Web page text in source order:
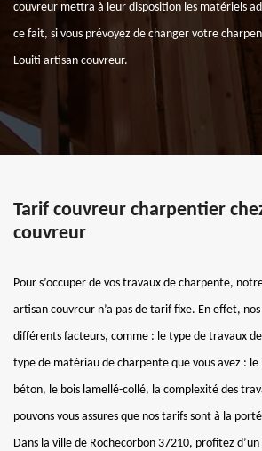
couvreur mettra à leur disposition les matériels
ce fait, si vous prévoyez de changer votre
Louiti artisan couvreur.
Tarif couvreur charpentier
couvreur
Pour s’occuper de vos travaux de charpente,
artisan couvreur n’a pas de tarif fixe. En effet,
différents facteurs, comme : le type de travaux
type de matériau de charpente que vous avez : le
béton, le bois lamellé-collé, la complexité des
pouvons vous assures que nos tarifs sont à la
Dans la ville de Rochecorbon 37210, profitez